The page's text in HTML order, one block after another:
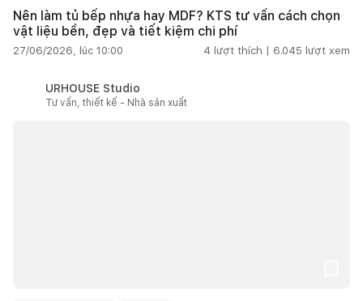
Nên làm tủ bếp nhựa hay MDF? KTS tư vấn cách chọn
vật liệu bền, đẹp và tiết kiệm chi phí
27/06/2026, lúc 10:00 4 lượt thích | 6.045 lượt xem
URHOUSE Studio
Tư vấn, thiết kế - Nhà sản xuất